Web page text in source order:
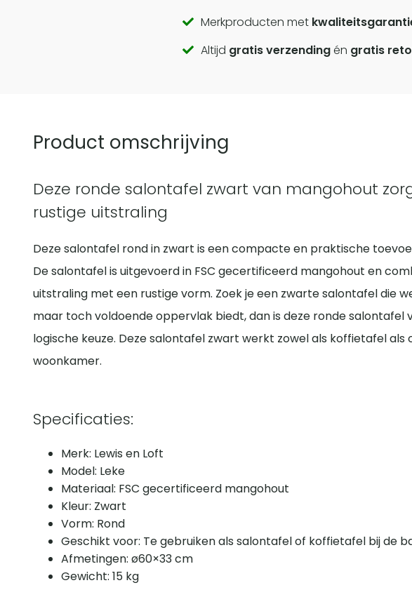
Call
to
Merkproducten met
Altijd gratis verzendingén gratis
Product omschrijving
Deze ronde salontafel zwart van mangohout
rustige uitstraling
Deze salontafel rond in zwart is een compacte en praktische
De salontafel is uitgevoerd in FSC gecertificeerd mangohout en
uitstraling met een rustige vorm. Zoek je een zwarte salontafel die
maar toch voldoende oppervlak biedt, dan is deze ronde salontafel
logische keuze. Deze salontafel zwart werkt zowel als koffietafel als
woonkamer.
Specificaties:
Merk: Lewis en Loft
Model: Leke
Materiaal: FSC gecertificeerd mangohout
Kleur: Zwart
Vorm: Rond
Geschikt voor: Te gebruiken als salontafel of koffietafel bij de
Afmetingen: ø60×33 cm
Gewicht: 15 kg